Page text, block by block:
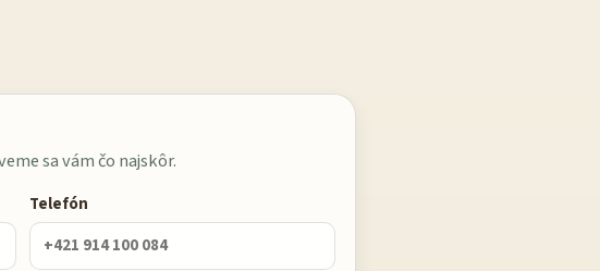
sa vám čo najskôr.
Telefón